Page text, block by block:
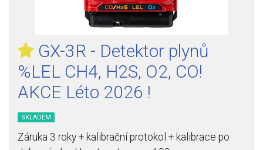
GX-3R - Detektor plynů
%LEL CH4, H2S, O2, CO!
AKCE Léto 2026 !
SKLADEM
Záruka 3 roky + kalibrační protokol + kalibrace po